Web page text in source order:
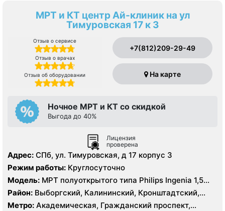
МРТ и КТ центр Ай-клиник на ул
Тимуровская 17 к 3
Отзыв о сервисе
Отзыв о врачах
Отзыв об оборудовании
+7(812)209-29-49
На карте
Ночное МРТ и КТ со скидкой
Выгода до 40%
Лицензия
проверена
Адрес: СПб, ул. Тимуровская, д 17 корпус 3
Режим работы: Круглосуточно
Модель: МРТ полуоткрытого типа Philips Ingenia 1,5
Тесла, КТ Philips Ingenia 128 срезов
Район: Выборгский, Калининский, Кронштадтский,
Курортный, Ленинградская область, Приморский
Метро: Академическая, Гражданский проспект,